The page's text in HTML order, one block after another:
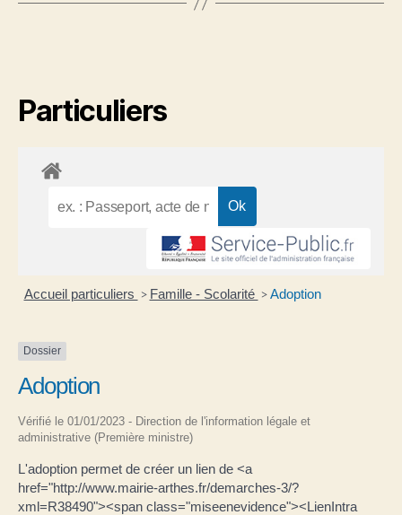
Particuliers
Accueil particuliers > Famille - Scolarité > Adoption
Dossier
Adoption
Vérifié le 01/01/2023 - Direction de l'information légale et
administrative (Première ministre)
L'adoption permet de créer un lien de <a
href="http://www.mairie-arthes.fr/demarches-3/?
xml=R38490"><span class="miseenevidence"><LienIntra